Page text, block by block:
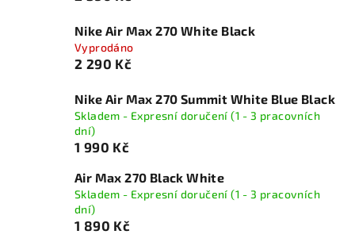
Nike Air Max 270 White Black
Vyprodáno
2 290 Kč
Nike Air Max 270 Summit White Blue Black
Skladem - Expresní doručení (1 - 3 pracovních
dní)
1 990 Kč
Air Max 270 Black White
Skladem - Expresní doručení (1 - 3 pracovních
dní)
1 890 Kč